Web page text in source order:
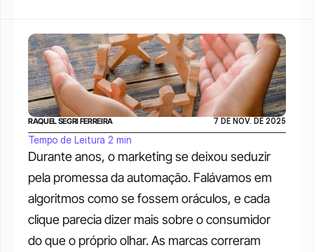
Durante anos, o marketing se deixou seduzir
pela promessa da automação. Falávamos em
algoritmos como se fossem oráculos, e cada
clique parecia dizer mais sobre o consumidor
do que o próprio olhar. As marcas correram
RAQUEL SEGRI FERREIRA 7 DE NOV. DE 2025
Tempo de Leitura 2 min